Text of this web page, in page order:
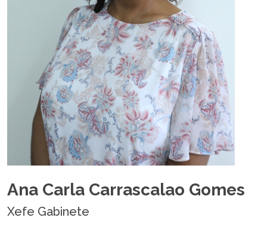
Ana Carla Carrascalao Gomes
Xefe Gabinete